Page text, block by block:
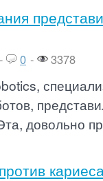
- 0 - 3378
довольно